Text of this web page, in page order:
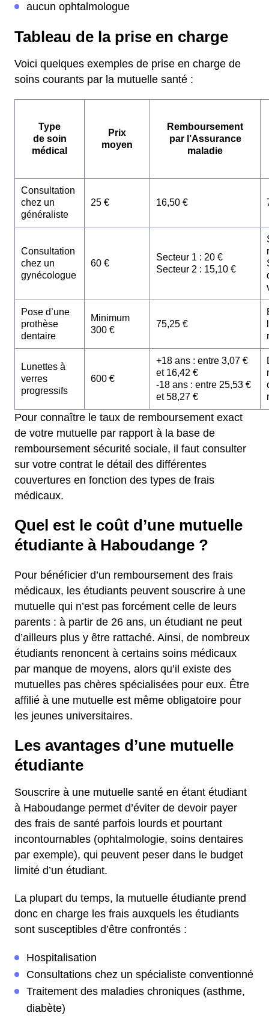
aucun ophtalmologue
Tableau de la prise en charge
Voici quelques exemples de prise en charge de
soins courants par la mutuelle santé :
Type
de soin
médical
Prix
moyen
Remboursement
par l’Assurance
maladie
Consultation
chez un
généraliste
25 € 16,50 €
Consultation
chez un
gynécologue
60 €
Secteur 1 : 20 €
Secteur 2 : 15,10 €
Pose d’une
prothèse
dentaire
Minimum
300 €
75,25 €
Lunettes à
verres
progressifs
600 €
+18 ans : entre 3,07 €
et 16,42 €
-18 ans : entre 25,53 €
et 58,27 €
Pour connaître le taux de remboursement exact
de votre mutuelle par rapport à la base de
remboursement sécurité sociale, il faut consulter
sur votre contrat le détail des différentes
couvertures en fonction des types de frais
médicaux.
Quel est le coût d’une mutuelle
étudiante à Haboudange ?
Pour bénéficier d’un remboursement des frais
médicaux, les étudiants peuvent souscrire à une
mutuelle qui n’est pas forcément celle de leurs
parents : à partir de 26 ans, un étudiant ne peut
d’ailleurs plus y être rattaché. Ainsi, de nombreux
étudiants renoncent à certains soins médicaux
par manque de moyens, alors qu’il existe des
mutuelles pas chères spécialisées pour eux. Être
affilié à une mutuelle est même obligatoire pour
les jeunes universitaires.
Les avantages d’une mutuelle
étudiante
Souscrire à une mutuelle santé en étant étudiant
à Haboudange permet d’éviter de devoir payer
des frais de santé parfois lourds et pourtant
incontournables (ophtalmologie, soins dentaires
par exemple), qui peuvent peser dans le budget
limité d’un étudiant.
La plupart du temps, la mutuelle étudiante prend
donc en charge les frais auxquels les étudiants
sont susceptibles d’être confrontés :
Hospitalisation
Consultations chez un spécialiste conventionné
Traitement des maladies chroniques (asthme,
diabète)